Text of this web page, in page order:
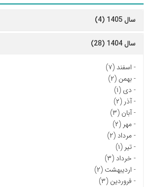
سال 1405 (4)
سال 1404 (28)
- اسفند (۷)
-بهمن (۲)
- دی (۱)
-آذر (۲)
-آبان (۳)
-مهر (۲)
-مرداد (۲)
-تیر (۱)
- خرداد (۳)
- اردیبهشت (۲)
- فروردین (۳)